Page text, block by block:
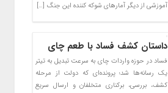
آموزشی از دیگر آمارهای شوکه کننده این جنگ […]
داستان کشف فساد با طعم چای
فساد در حوزه واردات چای به سرعت تبدیل به تیتر
یک رسانه‌ها شد؛ پرونده‌ای که دولت از مرحله
کشف، بررسی، برکناری متخلفان و ارسال سریع